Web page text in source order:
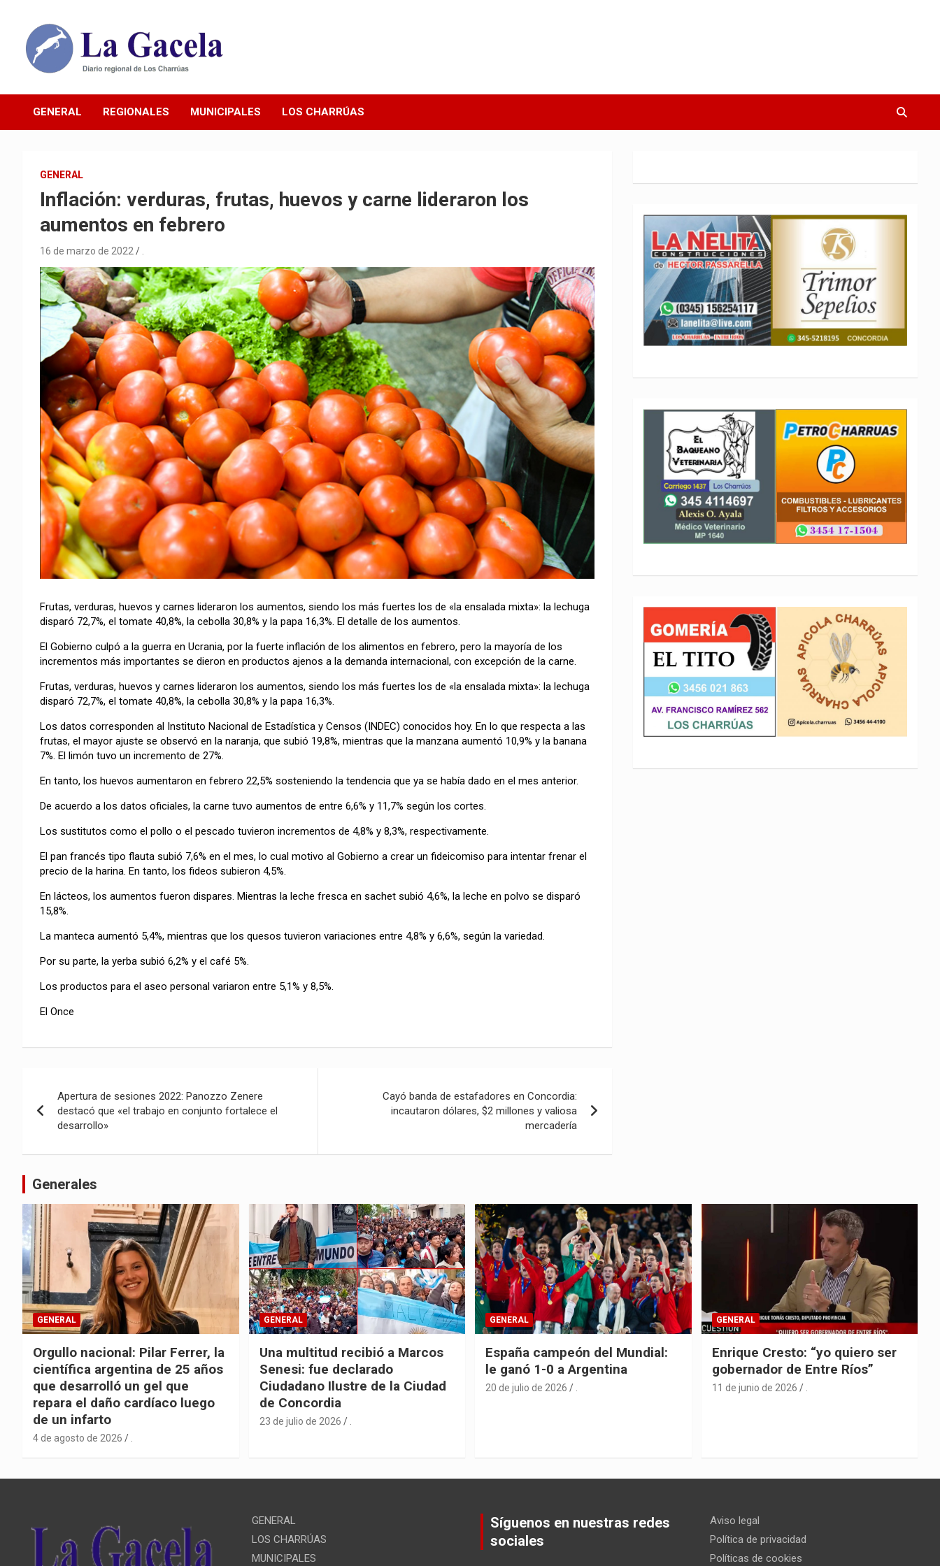
contenido
Diario La Gacela
GENERAL REGIONALES MUNICIPALES LOS CHARRÚAS
GENERAL
Inflación: verduras, frutas, huevos y carne lideraron los
aumentos en febrero
16 de marzo de 2022
Frutas, verduras, huevos y carnes lideraron los aumentos, siendo los más fuertes los de «la ensalada mixta»: la lechuga
disparó 72,7%, el tomate 40,8%, la cebolla 30,8% y la papa 16,3%. El detalle de los aumentos.
El Gobierno culpó a la guerra en Ucrania, por la fuerte inflación de los alimentos en febrero, pero la mayoría de los
incrementos más importantes se dieron en productos ajenos a la demanda internacional, con excepción de la carne.
Frutas, verduras, huevos y carnes lideraron los aumentos, siendo los más fuertes los de «la ensalada mixta»: la lechuga
disparó 72,7%, el tomate 40,8%, la cebolla 30,8% y la papa 16,3%.
Los datos corresponden al Instituto Nacional de Estadística y Censos (INDEC) conocidos hoy. En lo que respecta a las
frutas, el mayor ajuste se observó en la naranja, que subió 19,8%, mientras que la manzana aumentó 10,9% y la banana
7%. El limón tuvo un incremento de 27%.
En tanto, los huevos aumentaron en febrero 22,5% sosteniendo la tendencia que ya se había dado en el mes anterior.
De acuerdo a los datos oficiales, la carne tuvo aumentos de entre 6,6% y 11,7% según los cortes.
Los sustitutos como el pollo o el pescado tuvieron incrementos de 4,8% y 8,3%, respectivamente.
El pan francés tipo flauta subió 7,6% en el mes, lo cual motivo al Gobierno a crear un fideicomiso para intentar frenar el
precio de la harina. En tanto, los fideos subieron 4,5%.
En lácteos, los aumentos fueron dispares. Mientras la leche fresca en sachet subió 4,6%, la leche en polvo se disparó
15,8%.
La manteca aumentó 5,4%, mientras que los quesos tuvieron variaciones entre 4,8% y 6,6%, según la variedad.
Por su parte, la yerba subió 6,2% y el café 5%.
Los productos para el aseo personal variaron entre 5,1% y 8,5%.
El Once
de
Apertura de sesiones 2022: Panozzo Zenere
destacó que «el trabajo en conjunto fortalece el
desarrollo»
Cayó banda de estafadores en Concordia:
incautaron dólares, $2 millones y valiosa
mercadería
Generales
GENERAL
Orgullo nacional: Pilar Ferrer, la
científica argentina de 25 años
que desarrolló un gel que
repara el daño cardíaco luego
de un infarto
4 de agosto de 2026
GENERAL
Una multitud recibió a Marcos
Senesi: fue declarado
Ciudadano Ilustre de la Ciudad
de Concordia
23 de julio de 2026
GENERAL
España campeón del Mundial:
le ganó 1-0 a Argentina
20 de julio de 2026
GENERAL
Enrique Cresto: “yo quiero ser
gobernador de Entre Ríos”
11 de junio de 2026
GENERAL
LOS CHARRÚAS
MUNICIPALES
Síguenos en nuestras redes
sociales
Aviso legal
Política de privacidad
Políticas de cookies